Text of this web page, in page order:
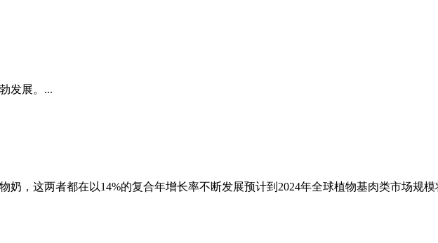
发展。...
，这两者都在以14%的复合年增长率不断发展预计到2024年全球植物基肉类市场规模